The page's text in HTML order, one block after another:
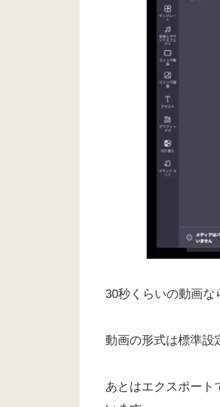
30秒くらいの動画な
動画の形式は標準設
あとはエクスポート